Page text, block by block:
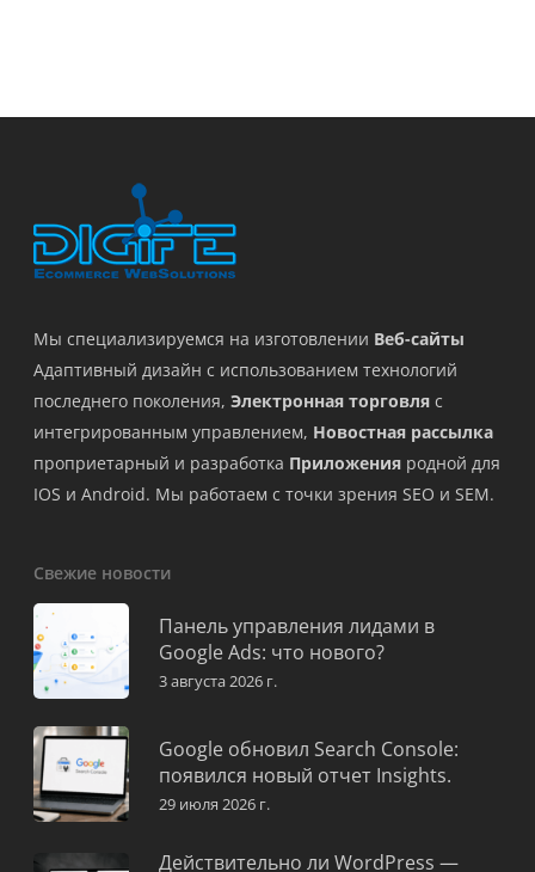
Мы специализируемся на изготовлении Веб-сайты
Адаптивный дизайн с использованием технологий
последнего поколения, Электронная торговля с
интегрированным управлением, Новостная рассылка
проприетарный и разработка Приложения родной для
IOS и Android. Мы работаем с точки зрения SEO и SEM.
Свежие новости
Панель управления лидами в
Google Ads: что нового?
3 августа 2026 г.
Google обновил Search Console:
появился новый отчет Insights.
29 июля 2026 г.
Действительно ли WordPress —